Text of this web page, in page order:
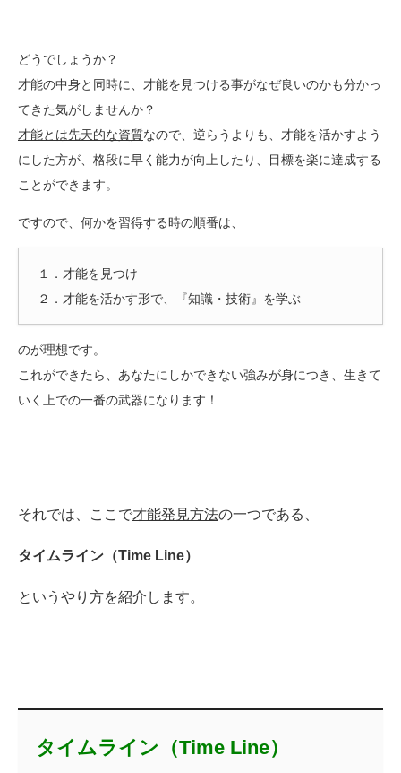
どうでしょうか？
才能の中身と同時に、才能を見つける事がなぜ良いのかも分かっ
てきた気がしませんか？
才能とは先天的な資質なので、逆らうよりも、才能を活かすよう
にした方が、格段に早く能力が向上したり、目標を楽に達成する
ことができます。
ですので、何かを習得する時の順番は、
１．才能を見つけ
２．才能を活かす形で、『知識・技術』を学ぶ
のが理想です。
これができたら、あなたにしかできない強みが身につき、生きて
いく上での一番の武器になります！
それでは、ここで才能発見方法の一つである、
タイムライン（Time Line）
というやり方を紹介します。
タイムライン（Time Line）